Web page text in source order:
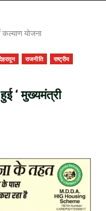
कल्याण योजना
राजनीति
राष्ट्रीय
‘ मुख्यमंत्री